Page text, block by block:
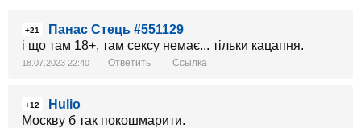
+21
Панас Стець #551129
і що там 18+, там сексу немає... тільки кацапня.
18.07.2023 22:40 Ответить Ссылка
+12
Hulio
Москву б так покошмарити.